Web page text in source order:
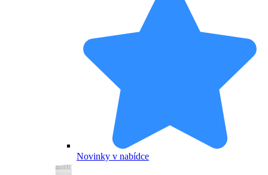
Novinky v nabídce